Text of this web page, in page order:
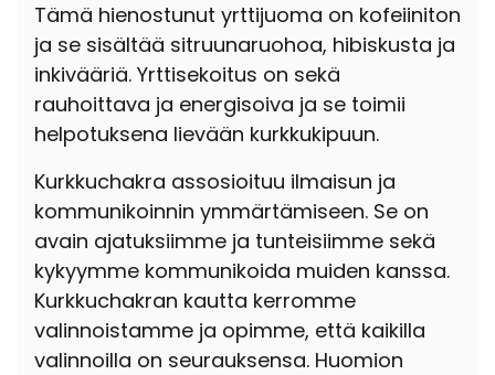
Tämä hienostunut yrttijuoma on kofeiiniton
ja se sisältää sitruunaruohoa, hibiskusta ja
inkivääriä. Yrttisekoitus on sekä
rauhoittava ja energisoiva ja se toimii
helpotuksena lievään kurkkukipuun.
Kurkkuchakra assosioituu ilmaisun ja
kommunikoinnin ymmärtämiseen. Se on
avain ajatuksiimme ja tunteisiimme sekä
kykyymme kommunikoida muiden kanssa.
Kurkkuchakran kautta kerromme
valinnoistamme ja opimme, että kaikilla
valinnoilla on seurauksensa. Huomion